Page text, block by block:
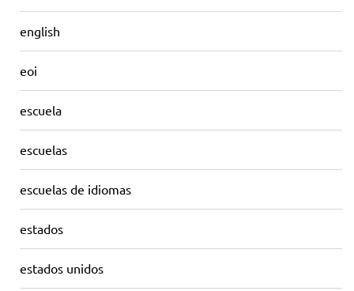
english
eoi
escuela
escuelas
escuelas de idiomas
estados
estados unidos